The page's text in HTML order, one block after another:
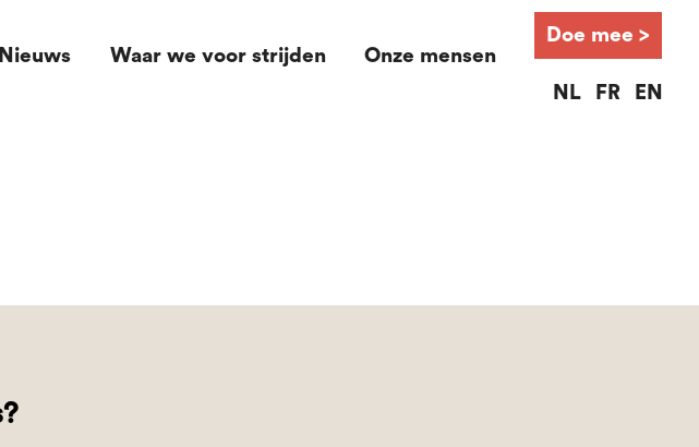
Nieuws Waar we voor strijden Onze mensen
Doe mee >
NL FR EN